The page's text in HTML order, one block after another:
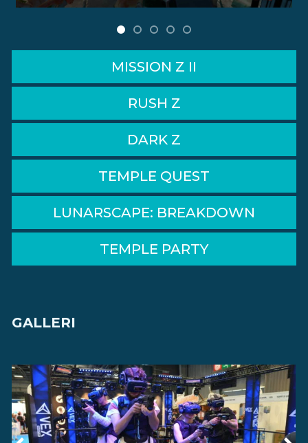
MISSION Z II
RUSH Z
DARK Z
TEMPLE QUEST
LUNARSCAPE: BREAKDOWN
TEMPLE PARTY
GALLERI